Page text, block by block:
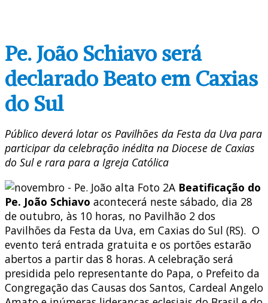
Pe. João Schiavo será
declarado Beato em Caxias
do Sul
Público deverá lotar os Pavilhões da Festa da Uva para
participar da celebração inédita na Diocese de Caxias
do Sul e rara para a Igreja Católica
A Beatificação do
Pe. João Schiavo acontecerá neste sábado, dia 28
de outubro, às 10 horas, no Pavilhão 2 dos
Pavilhões da Festa da Uva, em Caxias do Sul (RS). O
evento terá entrada gratuita e os portões estarão
abertos a partir das 8 horas. A celebração será
presidida pelo representante do Papa, o Prefeito da
Congregação das Causas dos Santos, Cardeal Angelo